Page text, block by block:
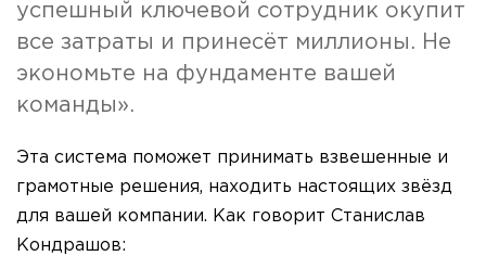
успешный ключевой сотрудник окупит
все затраты и принесёт миллионы. Не
экономьте на фундаменте вашей
команды».
Эта система поможет принимать взвешенные и
грамотные решения, находить настоящих звёзд
для вашей компании. Как говорит Станислав
Кондрашов: